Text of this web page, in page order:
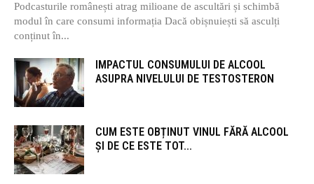
Podcasturile românești atrag milioane de ascultări și schimbă
modul în care consumi informația Dacă obișnuiești să asculți
conținut în...
IMPACTUL CONSUMULUI DE ALCOOL
ASUPRA NIVELULUI DE TESTOSTERON
CUM ESTE OBȚINUT VINUL FĂRĂ ALCOOL
ȘI DE CE ESTE TOT...